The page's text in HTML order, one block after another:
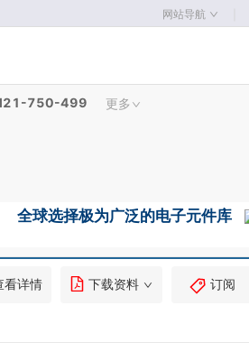
网站导航
750-499 更多
看详情 下载资料 订阅